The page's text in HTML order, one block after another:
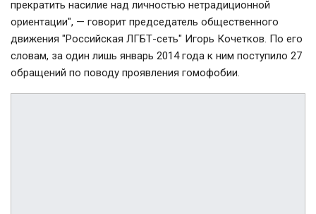
прекратить насилие над личностью нетрадиционной
ориентации", — говорит председатель общественного
движения "Российская ЛГБТ-сеть" Игорь Кочетков. По его
словам, за один лишь январь 2014 года к ним поступило 27
обращений по поводу проявления гомофобии.